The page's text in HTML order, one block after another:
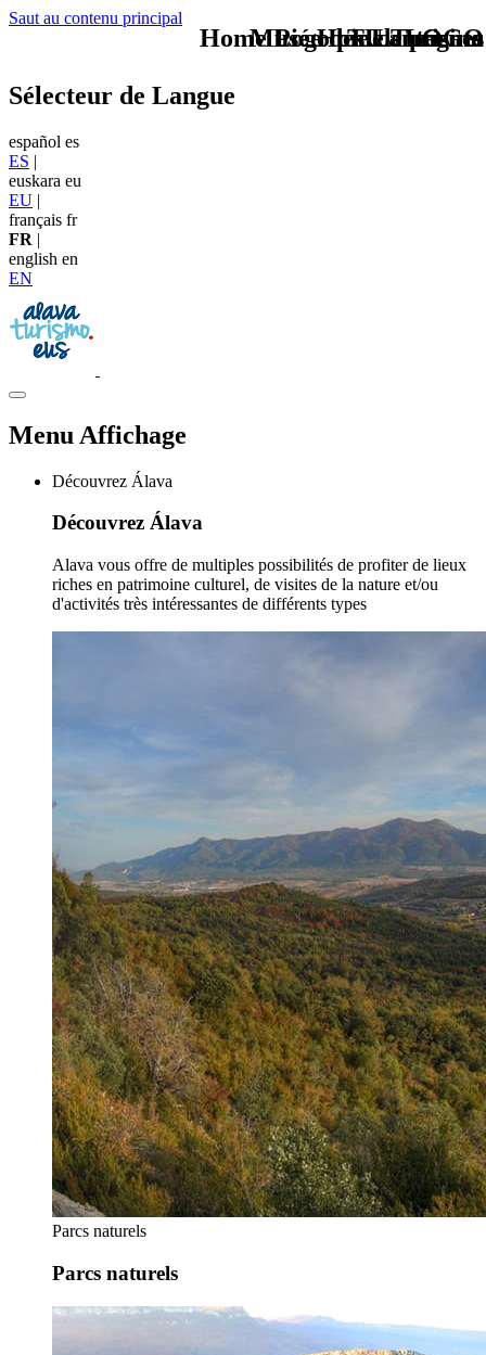
Saut au contenu principal
TU - LOGO
Sélecteur de Langue
español es
ES |
euskara eu
EU |
français fr
FR |
english en
EN
Menu Affichage
Découvrez Álava
Découvrez Álava
Alava vous offre de multiples possibilités de profiter de lieux
riches en patrimoine culturel, de visites de la nature et/ou
d'activités très intéressantes de différents types
Parcs naturels
Parcs naturels
Musée des Lanternes
Home Logo pie de página
Pie Home Turismo